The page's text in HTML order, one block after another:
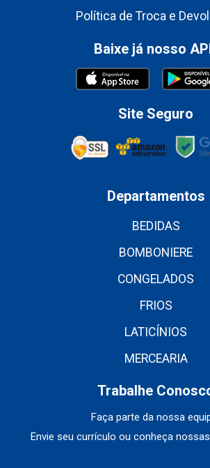
Política de Troca e
Baixe já nosso
Site Seguro
Departamentos
BEDIDAS
BOMBONIERE
CONGELADOS
FRIOS
LATICÍNIOS
MERCEARIA
Trabalhe
Faça parte da nossa
Envie seu currículo ou conheça